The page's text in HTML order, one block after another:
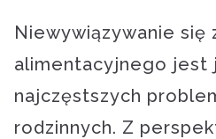
Niewywiązywanie się
alimentacyjnego jest
najczęstszych
rodzinnych. Z